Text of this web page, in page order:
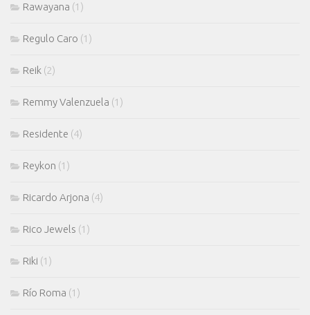
Rawayana (1)
Regulo Caro (1)
Reik (2)
Remmy Valenzuela (1)
Residente (4)
Reykon (1)
Ricardo Arjona (4)
Rico Jewels (1)
Riki (1)
Río Roma (1)